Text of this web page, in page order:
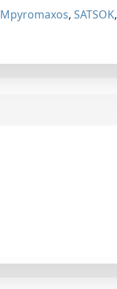
Mpyromaxos, SATSOK,